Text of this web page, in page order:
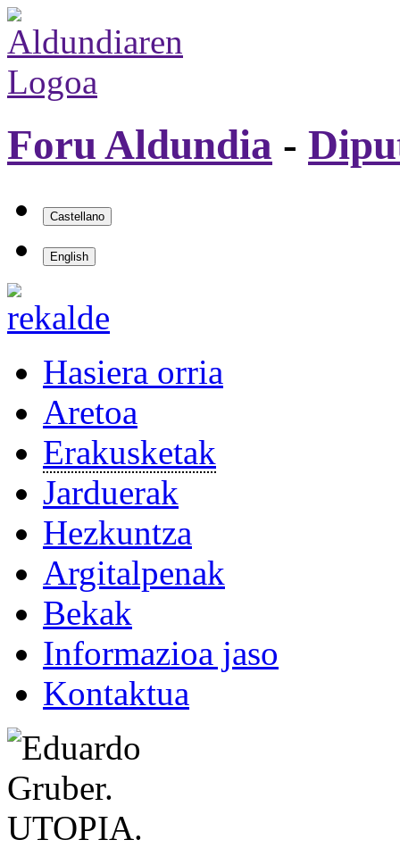
Foru Aldundia -
Hasiera orria
Aretoa
Erakusketak
Jarduerak
Hezkuntza
Argitalpenak
Bekak
Informazioa jaso
Kontaktua